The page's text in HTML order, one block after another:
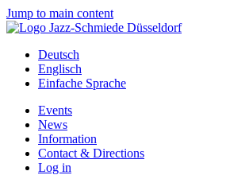
Jump to main content
Deutsch
Englisch
Einfache Sprache
Events
News
Information
Contact & Directions
Log in